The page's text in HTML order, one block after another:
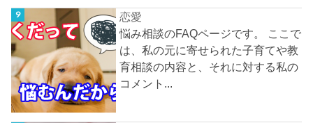
恋愛
悩み相談のFAQページです。 ここで
は、私の元に寄せられた子育てや教
育相談の内容と、それに対する私の
コメント...